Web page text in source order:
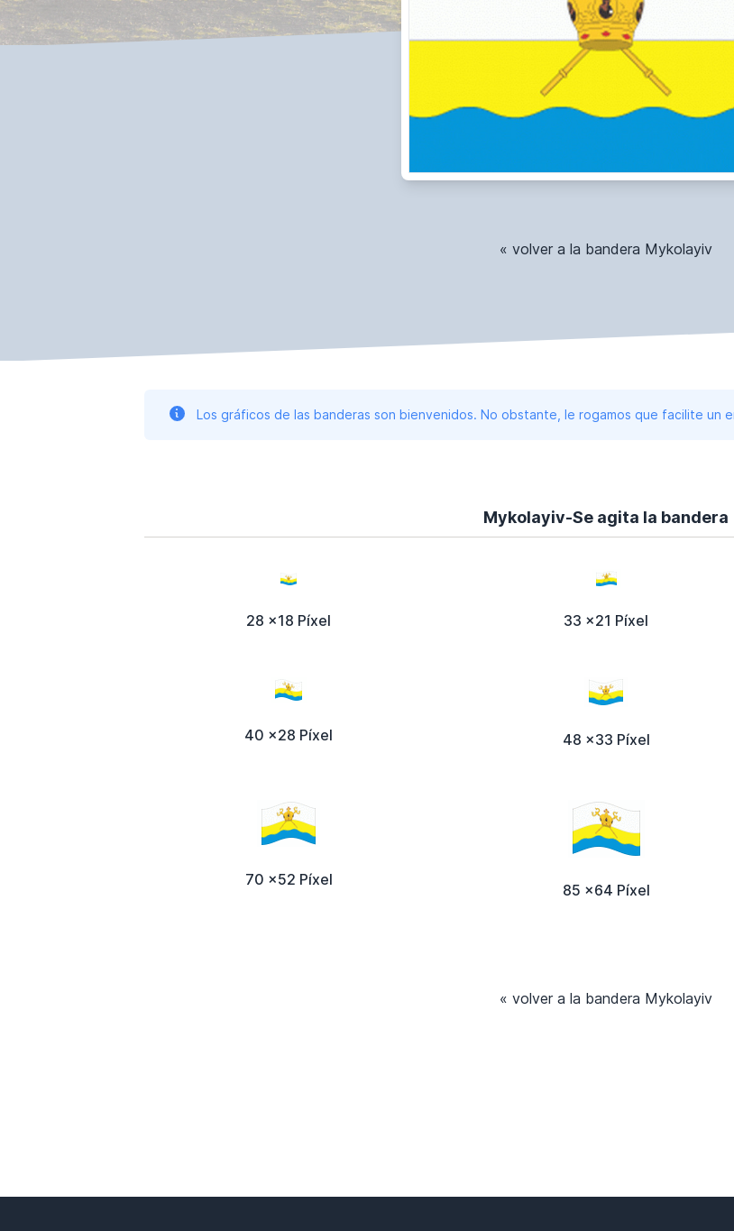
« volver a la bandera Mykolayiv
Los gráficos de las banderas son bienvenidos. No obstante, le rogamos que facilite un
Mykolayiv-Se agita la bandera
28 x18 Píxel 33 x21 Píxel
40 x28 Píxel 48 x33 Píxel
70 x52 Píxel
85 x64 Píxel
« volver a la bandera Mykolayiv